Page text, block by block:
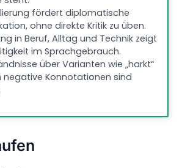
fördert diplomatische
ohne direkte Kritik zu üben.
in Beruf, Alltag und Technik zeigt
im Sprachgebrauch.
über Varianten wie „harkt“
negative Konnotationen sind